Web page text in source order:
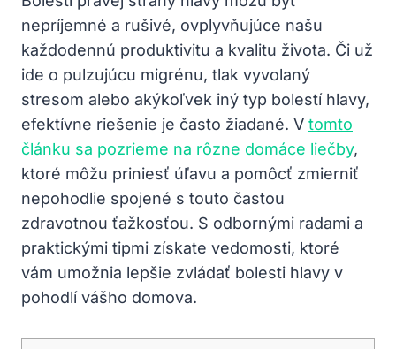
nepríjemné a rušivé, ovplyvňujúce našu
každodennú produktivitu a kvalitu života. Či už
ide o pulzujúcu migrénu, tlak vyvolaný
stresom alebo akýkoľvek iný typ bolestí hlavy,
efektívne riešenie je často žiadané. V tomto
článku sa pozrieme na rôzne domáce liečby,
ktoré môžu priniesť úľavu a pomôcť zmierniť
nepohodlie spojené s touto častou
zdravotnou ťažkosťou. S odbornými radami a
praktickými tipmi získate vedomosti, ktoré
vám umožnia lepšie zvládať bolesti hlavy v
pohodlí vášho domova.